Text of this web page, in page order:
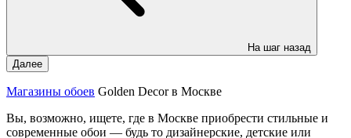
На шаг назад
Далее
Магазины обоев Golden Decor в Москве
Вы, возможно, ищете, где в Москве приобрести стильные и
современные обои — будь то дизайнерские, детские или